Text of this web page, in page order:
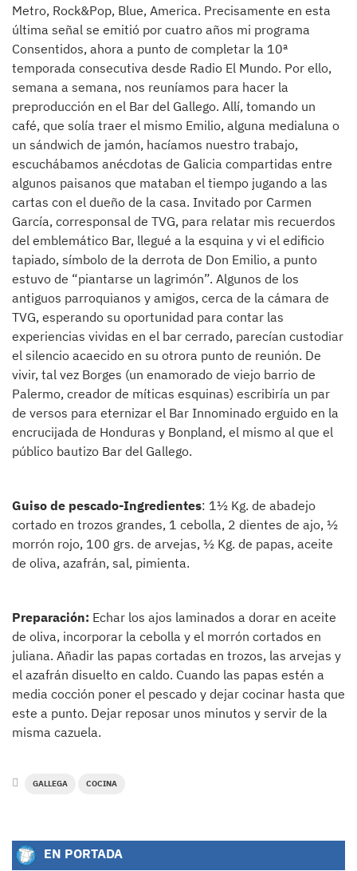
Metro, Rock&Pop, Blue, America. Precisamente en esta
última señal se emitió por cuatro años mi programa
Consentidos, ahora a punto de completar la 10ª
temporada consecutiva desde Radio El Mundo. Por ello,
semana a semana, nos reuníamos para hacer la
preproducción en el Bar del Gallego. Allí, tomando un
café, que solía traer el mismo Emilio, alguna medialuna o
un sándwich de jamón, hacíamos nuestro trabajo,
escuchábamos anécdotas de Galicia compartidas entre
algunos paisanos que mataban el tiempo jugando a las
cartas con el dueño de la casa. Invitado por Carmen
García, corresponsal de TVG, para relatar mis recuerdos
del emblemático Bar, llegué a la esquina y vi el edificio
tapiado, símbolo de la derrota de Don Emilio, a punto
estuvo de “piantarse un lagrimón”. Algunos de los
antiguos parroquianos y amigos, cerca de la cámara de
TVG, esperando su oportunidad para contar las
experiencias vividas en el bar cerrado, parecían custodiar
el silencio acaecido en su otrora punto de reunión. De
vivir, tal vez Borges (un enamorado de viejo barrio de
Palermo, creador de míticas esquinas) escribiría un par
de versos para eternizar el Bar Innominado erguido en la
encrucijada de Honduras y Bonpland, el mismo al que el
público bautizo Bar del Gallego.
Guiso de pescado-Ingredientes: 1½ Kg. de abadejo
cortado en trozos grandes, 1 cebolla, 2 dientes de ajo, ½
morrón rojo, 100 grs. de arvejas, ½ Kg. de papas, aceite
de oliva, azafrán, sal, pimienta.
Preparación: Echar los ajos laminados a dorar en aceite
de oliva, incorporar la cebolla y el morrón cortados en
juliana. Añadir las papas cortadas en trozos, las arvejas y
el azafrán disuelto en caldo. Cuando las papas estén a
media cocción poner el pescado y dejar cocinar hasta que
este a punto. Dejar reposar unos minutos y servir de la
misma cazuela.
GALLEGA COCINA
EN PORTADA